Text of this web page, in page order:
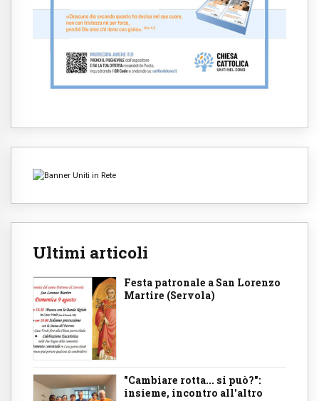
Ultimi articoli
Festa patronale a San Lorenzo
Martire (Servola)
"Cambiare rotta... si può?":
insieme, incontro all'altro